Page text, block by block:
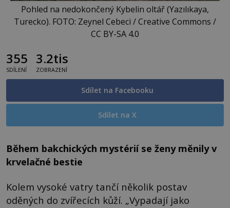
Pohled na nedokončený Kybelin oltář (Yazılıkaya,
Turecko). FOTO: Zeynel Cebeci / Creative Commons /
CC BY-SA 4.0
355
SDÍLENÍ
3.2tis
ZOBRAZENÍ
Sdílet na Facebooku
Sdílet na X
Během bakchických mystérií se ženy měnily v
krvelačné bestie
Kolem vysoké vatry tančí několik postav
oděných do zvířecích kůží. „Vypadají jako